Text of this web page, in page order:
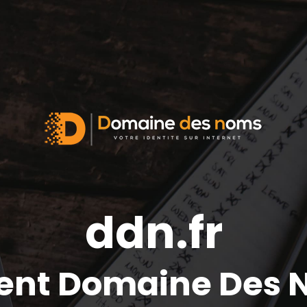
ddn.fr
Domaine Des